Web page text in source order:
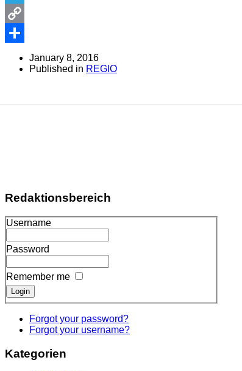
Telegram
Copy
January 8, 2016
Published in REGIO
Redaktionsbereich
Username
Password
Remember me
Forgot your password?
Forgot your username?
Kategorien